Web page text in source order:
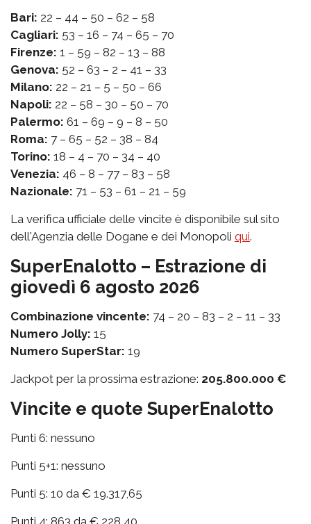
Bari: 22 – 44 – 50 – 62 – 58
Cagliari: 53 – 16 – 74 – 65 – 70
Firenze: 1 – 59 – 82 – 13 – 88
Genova: 52 – 63 – 2 – 41 – 33
Milano: 22 – 21 – 5 – 50 – 66
Napoli: 22 – 58 – 30 – 50 – 70
Palermo: 61 – 69 – 9 – 8 – 50
Roma: 7 – 65 – 52 – 38 – 84
Torino: 18 – 4 – 70 – 34 – 40
Venezia: 46 – 8 – 77 – 83 – 58
Nazionale: 71 – 53 – 61 – 21 – 59
La verifica ufficiale delle vincite è disponibile sul sito
dell'Agenzia delle Dogane e dei Monopoli qui.
SuperEnalotto – Estrazione di
giovedì 6 agosto 2026
Combinazione vincente: 74 – 20 – 83 – 2 – 11 – 33
Numero Jolly: 15
Numero SuperStar: 19
Jackpot per la prossima estrazione: 205.800.000 €
Vincite e quote SuperEnalotto
Punti 6: nessuno
Punti 5+1: nessuno
Punti 5: 10 da € 19.317,65